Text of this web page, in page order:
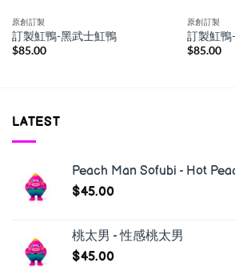
原創訂製
訂製魟鴨-黑武士魟鴨
$85.00
原創訂製
訂製魟鴨
$85.00
LATEST
Peach Man Sofubi - Hot
$45.00
桃太男 - 性感桃太男
$45.00